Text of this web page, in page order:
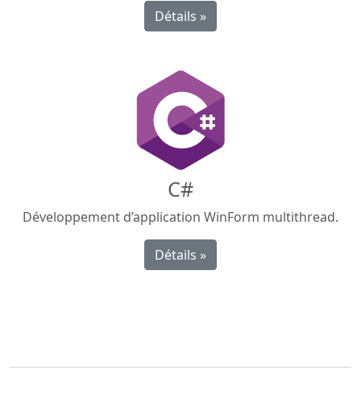
Détails »
C#
Développement d’application WinForm multithread.
Détails »